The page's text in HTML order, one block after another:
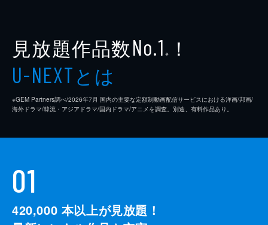
見放題作品数No.1 ※ ！
U-NEXTとは
※GEM Partners調べ/2026年7⽉ 国内の主要な定額制動画配信サービスにおける洋画/邦画/
海外ドラマ/韓流・アジアドラマ/国内ドラマ/アニメを調査。別途、有料作品あり。
01
420,000 本以上が見放題！